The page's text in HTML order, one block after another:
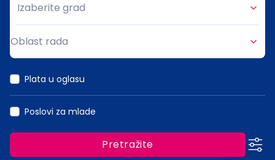
Grad
Izaberite grad
Oblast rada
Plata u oglasu
Poslovi za mlade
Pretražite